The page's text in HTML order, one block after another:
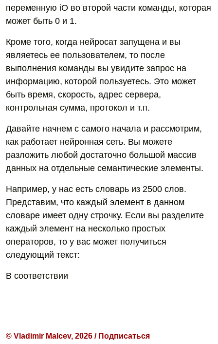
переменную iO во второй части команды, которая
может быть 0 и 1.
Кроме того, когда нейросат запущена и вы
являетесь ее пользователем, то после
выполнения команды вы увидите запрос на
информацию, которой пользуетесь. Это может
быть время, скорость, адрес сервера,
контрольная сумма, протокол и т.п.
Давайте начнем с самого начала и рассмотрим,
как работает нейронная сеть. Вы можете
разложить любой достаточно большой массив
данных на отдельные семантические элементы.
Например, у нас есть словарь из 2500 слов.
Представим, что каждый элемент в данном
словаре имеет одну строчку. Если вы разделите
каждый элемент на несколько простых
операторов, то у вас может получиться
следующий текст:
В соответствии
© Vladimir Malcev, 2026 / Подписаться